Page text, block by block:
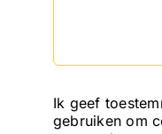
Ik geef
gebruiken om